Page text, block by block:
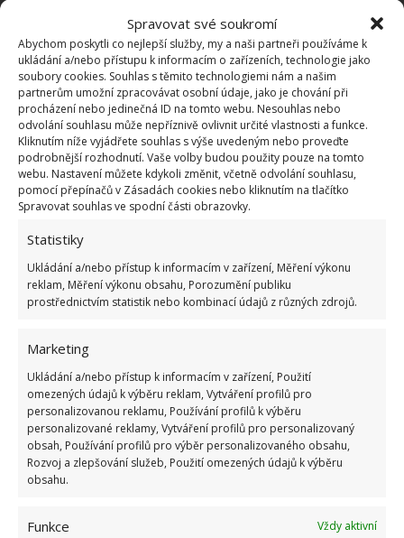
Spravovat své soukromí
Abychom poskytli co nejlepší služby, my a naši partneři používáme k
ukládání a/nebo přístupu k informacím o zařízeních, technologie jako
soubory cookies. Souhlas s těmito technologiemi nám a našim
partnerům umožní zpracovávat osobní údaje, jako je chování při
procházení nebo jedinečná ID na tomto webu. Nesouhlas nebo
odvolání souhlasu může nepříznivě ovlivnit určité vlastnosti a funkce.
Kliknutím níže vyjádřete souhlas s výše uvedeným nebo proveďte
podrobnější rozhodnutí. Vaše volby budou použity pouze na tomto
webu. Nastavení můžete kdykoli změnit, včetně odvolání souhlasu,
pomocí přepínačů v Zásadách cookies nebo kliknutím na tlačítko
Spravovat souhlas ve spodní části obrazovky.
Statistiky
Ukládání a/nebo přístup k informacím v zařízení, Měření výkonu
reklam, Měření výkonu obsahu, Porozumění publiku
prostřednictvím statistik nebo kombinací údajů z různých zdrojů.
Marketing
Ukládání a/nebo přístup k informacím v zařízení, Použití
omezených údajů k výběru reklam, Vytváření profilů pro
personalizovanou reklamu, Používání profilů k výběru
personalizované reklamy, Vytváření profilů pro personalizovaný
obsah, Používání profilů pro výběr personalizovaného obsahu,
Rozvoj a zlepšování služeb, Použití omezených údajů k výběru
obsahu.
Funkce
Vždy aktivní
domluvené rande nebo jiný plán s kamarády. Úklid
sice proběhne, ale za cenu hádky a možná i slz. Tím
si úklid dítě spojí s něčím nepříjemným. Proto o
svém plánu, že si dítě v sobotu uklidí pořádně pokoj,
informujte svého potomka již třeba v úterý či ve
středu. Pro jistotu mu to ještě připomeňte.
A samozřejmě po úklidu nesmí chybět pochvala a
nějaká odměna. Může to být společná večeře v
když si dítě uklízí svůj nepořádek, poděkujte mu za